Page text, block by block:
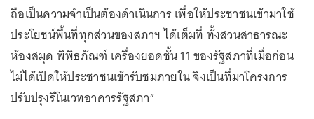
ถือเป็นความจำเป็นต้องดำเนินการ เพื่อให้ประชาชนเข้ามาใช้
ประโยชน์พื้นที่ทุกส่วนของสภาฯ ได้เต็มที่ ทั้งสวนสาธารณะ
ห้องสมุด พิพิธภัณฑ์ เครื่องยอดชั้น 11 ของรัฐสภาที่เมื่อก่อน
ไม่ได้เปิดให้ประชาชนเข้ารับชมภายใน จึงเป็นที่มาโครงการ
ปรับปรุงรีโนเวทอาคารรัฐสภา”